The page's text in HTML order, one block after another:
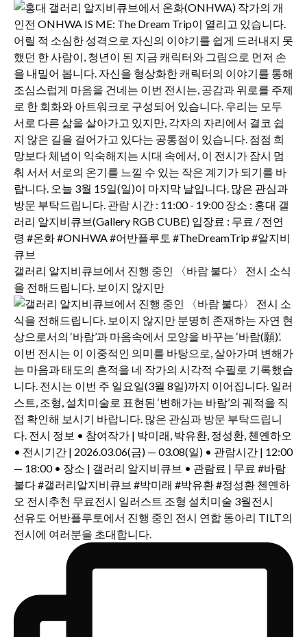
갤러리 알지비큐브에서 진행 중인 〈바람 불다〉 전시 소식
을 전해드립니다. 보이지 않지만
선유도 어반플루토에서 진행 중인 전시 연합 동아리 TILT의
전시에 여러분을 초대합니다.